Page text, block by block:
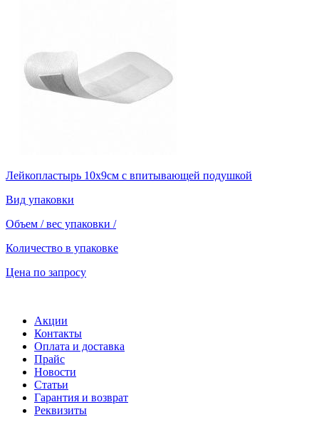
Лейкопластырь 10х9см с впитывающей подушкой
Вид упаковки
Объем / вес упаковки /
Количество в упаковке
Цена по запросу
Акции
Контакты
Оплата и доставка
Прайс
Новости
Статьи
Гарантия и возврат
Реквизиты